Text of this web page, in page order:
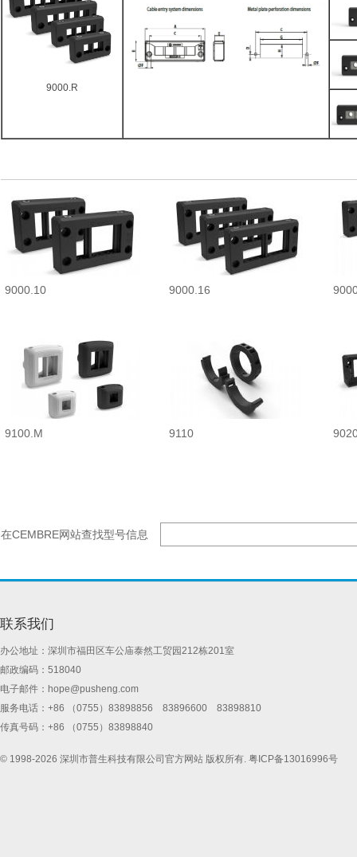
9000.R
9000.10 9000.16
9100.M 9110
在CEMBRE网站查找型号信息
联系我们
办公地址：深圳市福田区车公庙泰然工贸园212栋201室
邮政编码：518040
电子邮件： hope@pusheng.com
服务电话：+86 （0755）83898856 83896600 83898810
传真号码：+86 （0755）83898840
© 1998-2026 深圳市普生科技有限公司官方网站 版权所有. 粤ICP备13016996号